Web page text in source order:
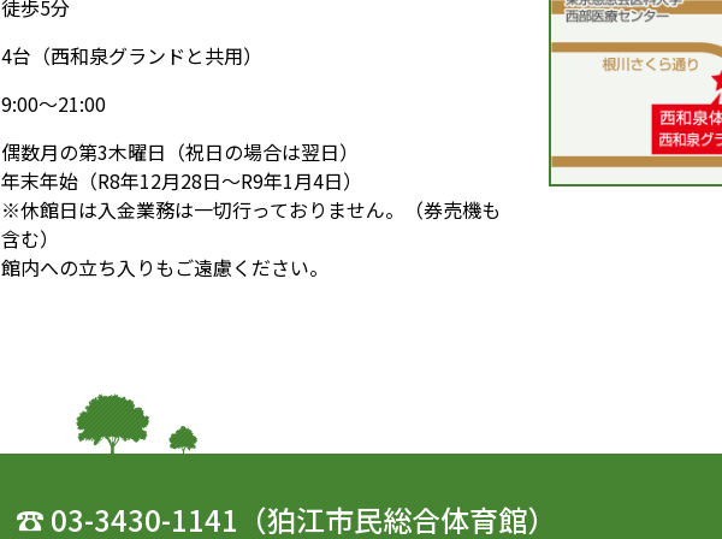
徒歩5分
4台（西和泉グランドと共用）
9:00〜21:00
偶数月の第3木曜日（祝日の場合は翌日）
年末年始（R8年12月28日～R9年1月4日）
※休館日は入金業務は一切行っておりません。（券売機も
含む）
館内への立ち入りもご遠慮ください。
☎ 03-3430-1141 （狛江市民総合体育館）